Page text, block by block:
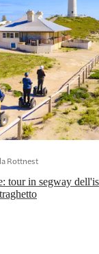
tour in segway
Rottnest